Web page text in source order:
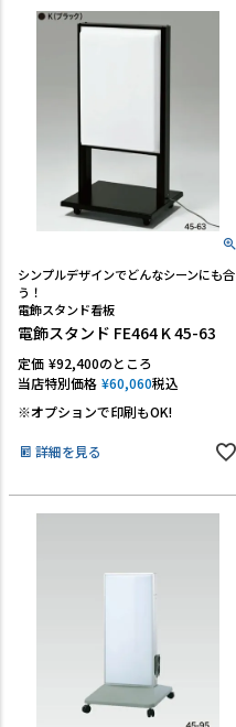
シンプルデザインでどんなシーンにも合
う！
電飾スタンド看板
電飾スタンド FE464 K 45-63
定価 ¥92,400のところ
当店特別価格 ¥60,060税込
※オプションで印刷もOK!
詳細を見る